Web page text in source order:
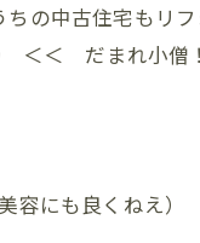
の中古住宅もリ
ｯ ＜＜ だまれ小僧！
にも良くねえ）